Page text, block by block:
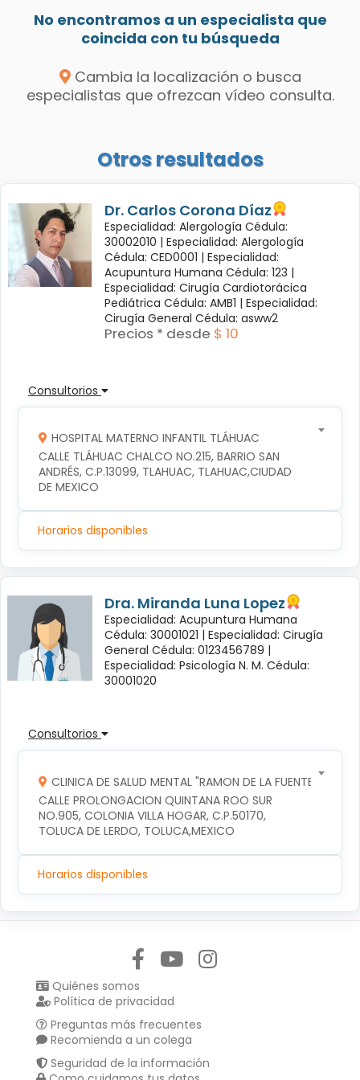
No encontramos a un especialista que
coincida con tu búsqueda
Cambia la localización o busca
especialistas que ofrezcan vídeo consulta.
Otros resultados
Dr. Carlos Corona Díaz
Especialidad: Alergología Cédula:
30002010 | Especialidad: Alergología
Cédula: CED0001 | Especialidad:
Acupuntura Humana Cédula: 123 |
Especialidad: Cirugía Cardiotorácica
Pediátrica Cédula: AMB1 | Especialidad:
Cirugía General Cédula: asww2
Precios * desde $ 10
Consultorios
HOSPITAL MATERNO INFANTIL TLÁHUAC
CALLE TLÁHUAC CHALCO NO.215, BARRIO SAN
ANDRÉS, C.P.13099, TLAHUAC, TLAHUAC,CIUDAD
DE MEXICO
Horarios disponibles
Dra. Miranda Luna Lopez
Especialidad: Acupuntura Humana
Cédula: 30001021 | Especialidad: Cirugía
General Cédula: 0123456789 |
Especialidad: Psicología N. M. Cédula:
30001020
Consultorios
CLINICA DE SALUD MENTAL "RAMON DE LA FUENTE"
CALLE PROLONGACION QUINTANA ROO SUR
NO.905, COLONIA VILLA HOGAR, C.P.50170,
TOLUCA DE LERDO, TOLUCA,MEXICO
Horarios disponibles
Quiénes somos
Política de privacidad
Preguntas más frecuentes
Recomienda a un colega
Seguridad de la información